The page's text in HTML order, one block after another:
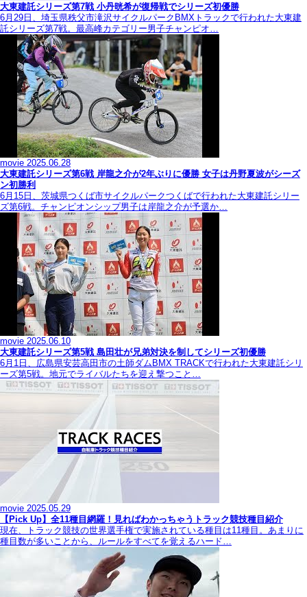
大東建託シリーズ第7戦 ⼩丹晄希が復帰戦でシリーズ初優勝
6月29日、埼玉県秩父市滝沢サイクルパークBMXトラックで行われた大東建
託シリーズ第7戦。最高峰カテゴリー男子チャンピオ…
movie 2025.06.28
大東建託シリーズ第6戦 岸龍之介が2年ぶりに優勝 女子は丹野夏波がシーズ
ン初勝利
6月15日、茨城県つくば市サイクルパークつくばで行われた大東建託シリー
ズ第6戦。チャンピオンシップ男子は岸龍之介が予選か…
movie 2025.06.10
大東建託シリーズ第5戦 島田壮が兄弟対決を制してシリーズ初優勝
6月1日、広島県安芸高田市の土師ダムBMX TRACKで行われた大東建託シリ
ーズ第5戦。地元でライバルたちを迎え撃つこと…
movie 2025.05.29
【Pick Up】全11種目網羅！見ればわかっちゃうトラック競技種目紹介
現在、トラック競技の世界選手権で実施されている種目は11種目。あまりに
種目数が多いことから、ルールをすべてを覚えるハード…